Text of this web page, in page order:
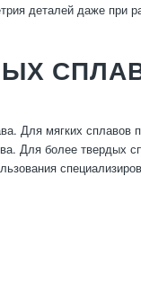
деталей даже
Для мягких сплавов
Для более твердых